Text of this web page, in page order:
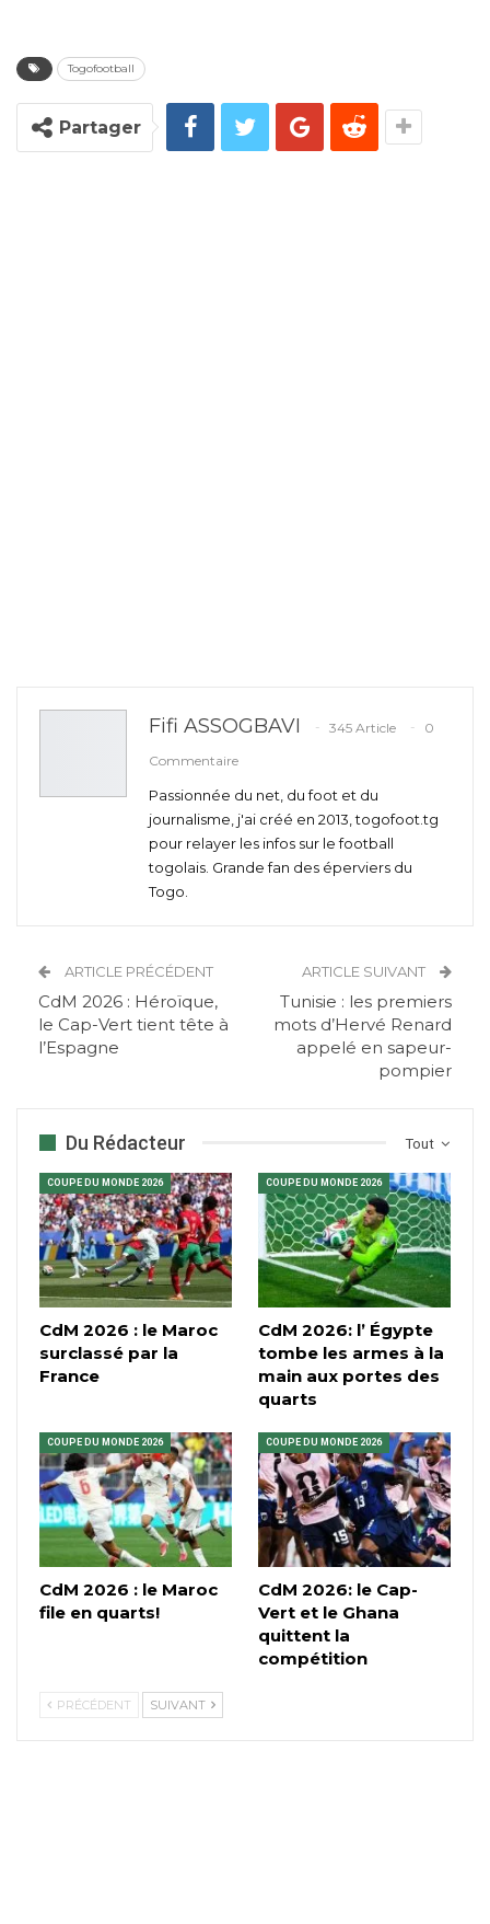
Togofootball
Partager
Fifi ASSOGBAVI 345 Article
0
Commentaire
Passionnée du net, du foot et du
journalisme, j'ai créé en 2013, togofoot.tg
pour relayer les infos sur le football
togolais. Grande fan des éperviers du
Togo.
ARTICLE PRÉCÉDENT
CdM 2026 : Héroïque,
le Cap-Vert tient tête à
l’Espagne
ARTICLE SUIVANT
Tunisie : les premiers
mots d’Hervé Renard
appelé en sapeur-
pompier
Tout
Du Rédacteur
COUPE DU MONDE 2026
CdM 2026 : le Maroc
surclassé par la
France
COUPE DU MONDE 2026
CdM 2026: l’ Égypte
tombe les armes à la
main aux portes des
quarts
COUPE DU MONDE 2026
CdM 2026 : le Maroc
file en quarts!
COUPE DU MONDE 2026
CdM 2026: le Cap-
Vert et le Ghana
quittent la
compétition
PRÉCÉDENT SUIVANT